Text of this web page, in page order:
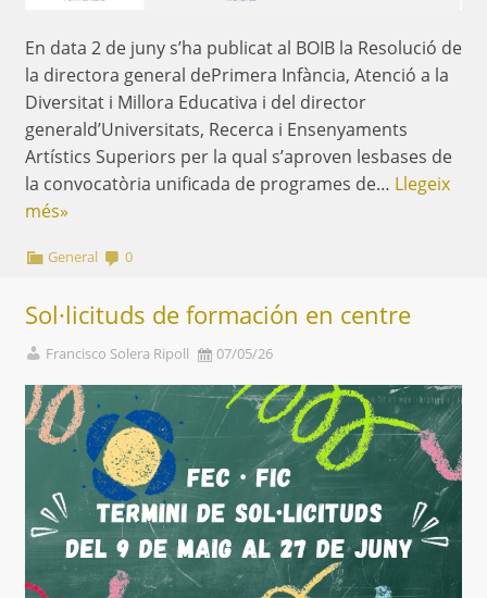
En data 2 de juny s’ha publicat al BOIB la Resolució de
la directora general dePrimera Infància, Atenció a la
Diversitat i Millora Educativa i del director
generald’Universitats, Recerca i Ensenyaments
Artístics Superiors per la qual s’aproven lesbases de
la convocatòria unificada de programes de… Llegeix
més»
General 0
Sol·licituds de formación en centre
Francisco Solera Ripoll 07/05/26